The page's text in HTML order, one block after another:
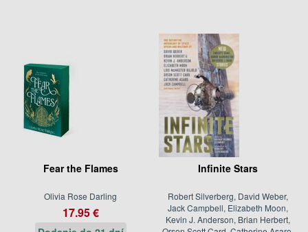
Fear the Flames
Olivia Rose Darling
17.95 €
Infinite Stars
Robert Silverberg, David Weber,
Jack Campbell, Elizabeth Moon,
Kevin J. Anderson, Brian Herbert,